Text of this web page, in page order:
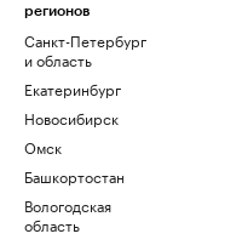
регионов
Санкт-Петербург
и область
Екатеринбург
Новосибирск
Омск
Башкортостан
Вологодская
область